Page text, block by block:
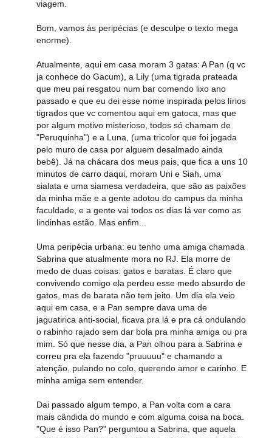
viagem.
Bom, vamos às peripécias (e desculpe o texto mega
enorme).
Atualmente, aqui em casa moram 3 gatas: A Pan (q vc
ja conhece do Gacum), a Lily (uma tigrada prateada
que meu pai resgatou num bar comendo lixo ano
passado e que eu dei esse nome inspirada pelos lírios
tigrados que vc comentou aqui em gatoca, mas que
por algum motivo misterioso, todos só chamam de
"Peruquinha") e a Luna, (uma tricolor que foi jogada
pelo muro de casa por alguem desalmado ainda
bebê). Já na chácara dos meus pais, que fica a uns 10
minutos de carro daqui, moram Uni e Siah, uma
sialata e uma siamesa verdadeira, que são as paixões
da minha mãe e a gente adotou do campus da minha
faculdade, e a gente vai todos os dias lá ver como as
lindinhas estão. Mas enfim...
Uma peripécia urbana: eu tenho uma amiga chamada
Sabrina que atualmente mora no RJ. Ela morre de
medo de duas coisas: gatos e baratas. É claro que
convivendo comigo ela perdeu esse medo absurdo de
gatos, mas de barata não tem jeito. Um dia ela veio
aqui em casa, e a Pan sempre dava uma de
jaguatirica anti-social, ficava pra lá e pra cá ondulando
o rabinho rajado sem dar bola pra minha amiga ou pra
mim. Só que nesse dia, a Pan olhou para a Sabrina e
correu pra ela fazendo "pruuuuu" e chamando a
atenção, pulando no colo, querendo amor e carinho. E
minha amiga sem entender.
Dai passado algum tempo, a Pan volta com a cara
mais cândida do mundo e com alguma coisa na boca.
"Que é isso Pan?" perguntou a Sabrina, que aquela